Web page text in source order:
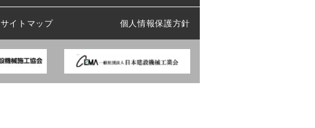
サイトマップ 個人情報保護方針